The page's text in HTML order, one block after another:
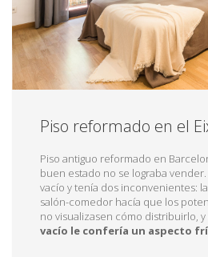
Piso reformado en el
Piso antiguo reformado en
buen estado no se lograba
vacío y tenía dos inconvenientes:
salón-comedor hacía que los
no visualizasen cómo distribuirlo,
vacío le confería un aspecto